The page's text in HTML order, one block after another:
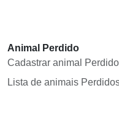
Animal Perdido
Cadastrar animal Perdido
Lista de animais